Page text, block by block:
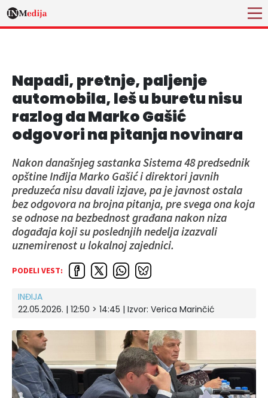
Napadi, pretnje, paljenje
automobila, leš u buretu nisu
razlog da Marko Gašić
odgovori na pitanja novinara
Nakon današnjeg sastanka Sistema 48 predsednik
opštine Inđija Marko Gašić i direktori javnih
preduzeća nisu davali izjave, pa je javnost ostala
bez odgovora na brojna pitanja, pre svega ona koja
se odnose na bezbednost građana nakon niza
događaja koji su poslednjih nedelja izazvali
uznemirenost u lokalnoj zajednici.
PODELI VEST:
INĐIJA
22.05.2026. | 12:50 > 14:45 | Izvor: Verica Marinčić